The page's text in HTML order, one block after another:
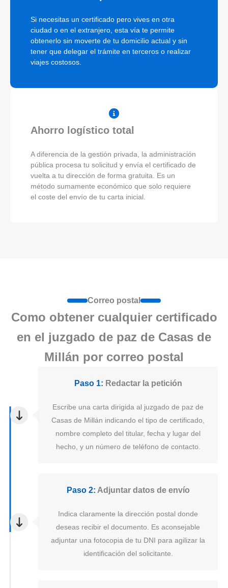
Si necesitas un certificado pero vives en otra
ciudad o en el extranjero, esta vía te permite
obtenerlo sin moverte de tu domicilio actual y sin
tener que delegar el trámite en terceros o realizar
viajes costosos.
Ahorro logístico total
A diferencia de la gestión privada, la administración
pública procesa tu solicitud y envía el certificado de
vuelta a tu dirección de forma gratuita. Es un
método sumamente económico que solo requiere
el coste del envío de tu carta inicial.
Correo postal
Como obtener cualquier certificado
en el juzgado de paz de Casas de
Millán por correo postal
Paso 1: Redactar la petición
Escribe una carta dirigida al juzgado de paz de
Casas de Millán indicando el tipo de certificado,
nombre completo del titular, fecha y lugar del
hecho, y un número de teléfono de contacto.
Paso 2: Adjuntar datos de envío
Indica claramente la dirección postal donde
deseas recibir el documento. Es aconsejable
adjuntar una fotocopia de tu DNI para agilizar la
identificación del solicitante.